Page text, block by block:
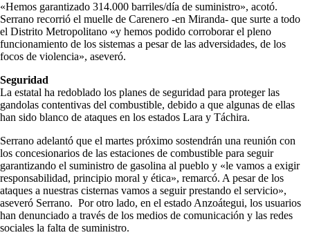
«Hemos garantizado 314.000 barriles/día de suministro», acotó.
Serrano recorrió el muelle de Carenero -en Miranda- que surte a todo
el Distrito Metropolitano «y hemos podido corroborar el pleno
funcionamiento de los sistemas a pesar de las adversidades, de los
focos de violencia», aseveró.
Seguridad
La estatal ha redoblado los planes de seguridad para proteger las
gandolas contentivas del combustible, debido a que algunas de ellas
han sido blanco de ataques en los estados Lara y Táchira.
Serrano adelantó que el martes próximo sostendrán una reunión con
los concesionarios de las estaciones de combustible para seguir
garantizando el suministro de gasolina al pueblo y «le vamos a exigir
responsabilidad, principio moral y ética», remarcó. A pesar de los
ataques a nuestras cisternas vamos a seguir prestando el servicio»,
aseveró Serrano. Por otro lado, en el estado Anzoátegui, los usuarios
han denunciado a través de los medios de comunicación y las redes
sociales la falta de suministro.